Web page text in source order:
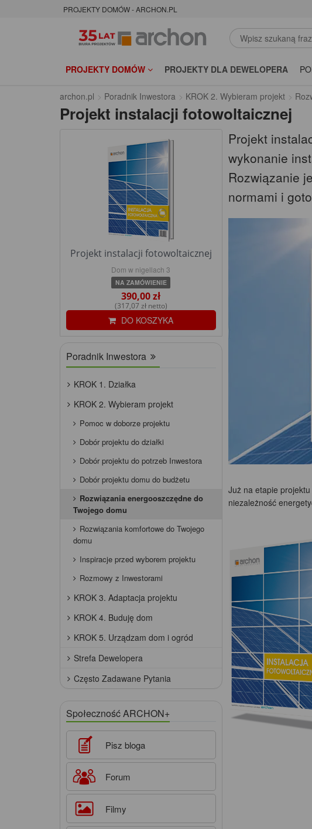
PROJEKTY DOMÓW - ARCHON.PL
PROJEKTY DOMÓW PROJEKTY DLA DEWELOPERA
archon.pl Poradnik Inwestora KROK 2. Wybieram projekt
Projekt instalacji fotowoltaicznej
Projekt
wykonanie
Rozwiązanie
normami i
Już na etapie
niezależność
Projekt instalacji fotowoltaicznej
Dom w nigellach 3
NA ZAMÓWIENIE
390,00 zł
(317,07 zł netto)
DO KOSZYKA
Poradnik Inwestora
KROK 1. Działka
KROK 2. Wybieram projekt
Pomoc w doborze projektu
Dobór projektu do działki
Dobór projektu do potrzeb Inwestora
Dobór projektu domu do budżetu
Rozwiązania energooszczędne do
Twojego domu
Rozwiązania komfortowe do Twojego
domu
Inspiracje przed wyborem projektu
Rozmowy z Inwestorami
KROK 3. Adaptacja projektu
KROK 4. Buduję dom
KROK 5. Urządzam dom i ogród
Strefa Dewelopera
Często Zadawane Pytania
Społeczność ARCHON+
Pisz bloga
Forum
Filmy